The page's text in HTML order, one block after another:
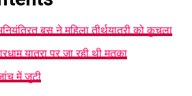
बस ने महिला तीर्थयात्री को कुचला
यात्रा पर जा रही थी मृतका
में जुटी